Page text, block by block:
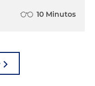
10 Minutos